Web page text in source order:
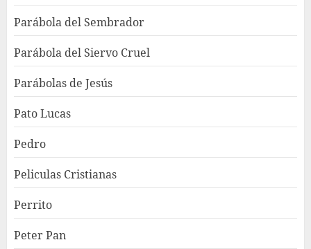
Parábola del Sembrador
Parábola del Siervo Cruel
Parábolas de Jesús
Pato Lucas
Pedro
Peliculas Cristianas
Perrito
Peter Pan